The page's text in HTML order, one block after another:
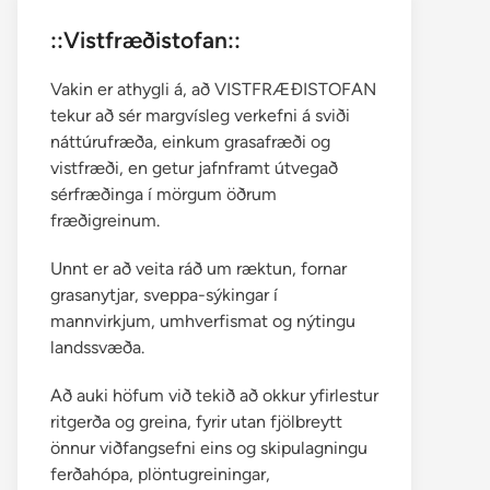
::Vistfræðistofan::
Vakin er athygli á, að VISTFRÆÐISTOFAN
tekur að sér margvísleg verkefni á sviði
náttúrufræða, einkum grasafræði og
vistfræði, en getur jafnframt útvegað
sérfræðinga í mörgum öðrum
fræðigreinum.
Unnt er að veita ráð um ræktun, fornar
grasanytjar, sveppa-sýkingar í
mannvirkjum, umhverfismat og nýtingu
landssvæða.
Að auki höfum við tekið að okkur yfirlestur
ritgerða og greina, fyrir utan fjölbreytt
önnur viðfangsefni eins og skipulagningu
ferðahópa, plöntugreiningar,